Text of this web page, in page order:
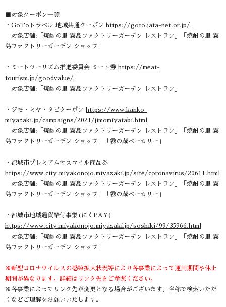
■対象クーポン一覧
・GoToトラベル 地域共通クーポン https://goto.jata-net.or.jp/
対象店舗:「焼酎の里 霧島ファクトリーガーデン レストラン」「焼酎の里 霧
島ファクトリーガーデン ショップ」
・ミートツーリズム推進委員会 ミート券 https://meat-
tourism.jp/goodvalue/
対象店舗:「焼酎の里 霧島ファクトリーガーデン レストラン」
・ジモ・ミヤ・タビクーポン https://www.kanko-
miyazaki.jp/campaigns/2021/jimomiyatabi.html
対象店舗:「焼酎の里 霧島ファクトリーガーデン レストラン」「焼酎の里 霧
島ファクトリーガーデン ショップ」「霧の蔵ベーカリー」
・都城市プレミアム付スマイル商品券
https://www.city.miyakonojo.miyazaki.jp/site/coronavirus/20611.html
対象店舗:「焼酎の里 霧島ファクトリーガーデン レストラン」「焼酎の里 霧
島ファクトリーガーデン ショップ」「霧の蔵ベーカリー」
・都城市地域通貨給付事業(にくPAY)
https://www.city.miyakonojo.miyazaki.jp/soshiki/99/35966.html
対象店舗:「焼酎の里 霧島ファクトリーガーデン レストラン」「焼酎の里 霧
島ファクトリーガーデン ショップ」
※新型コロナウイルスの感染拡大状況等により各事業によって運用期間や休止
期間が異なります。詳細はリンク先をご参照ください。
※各事業によってリンク先が変更となる場合がございます。名称で検索いただ
くなどご理解をお願いいたします。